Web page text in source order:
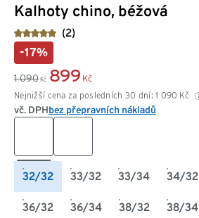
Kalhoty chino, béžová
(2)
-17%
1 090 Kč 899 Kč
Nejnižší cena za posledních 30 dní: 1 090 Kč
vč. DPHbez přepravních nákladů
32/32 33/32 33/34 34/32
36/32 36/34 38/32 38/34